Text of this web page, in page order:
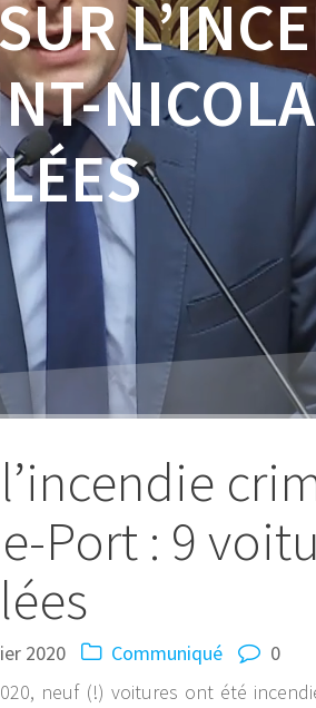
Port : 9
2020 Communiqué
0
neuf (!) voitures ont été